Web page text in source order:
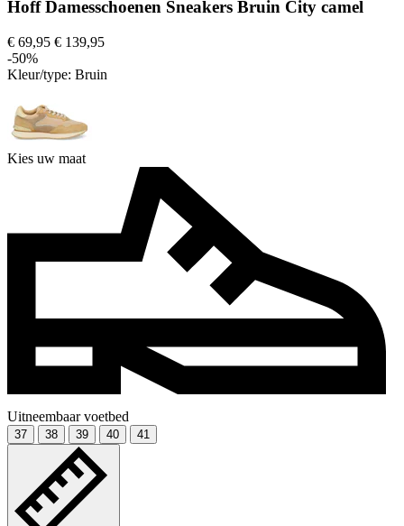
Hoff Damesschoenen Sneakers Bruin City camel
€ 69,95 € 139,95
-50%
Kleur/type: Bruin
Kies uw maat
Uitneembaar voetbed
37 38 39 40 41